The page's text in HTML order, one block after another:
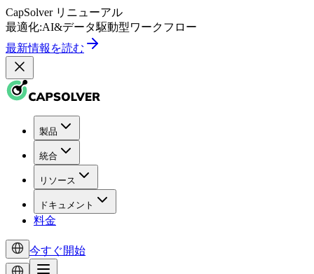
CapSolver リニューアル
最適化:AI&データ駆動型ワークフロー
最新情報を読む
製品
統合
リソース
ドキュメント
料金
今すぐ開始